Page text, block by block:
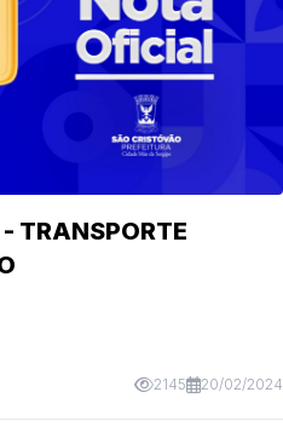
TRANSPORTE
2145 20/02/2024